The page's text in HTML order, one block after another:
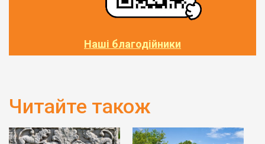
Наші благодійники
Читайте також